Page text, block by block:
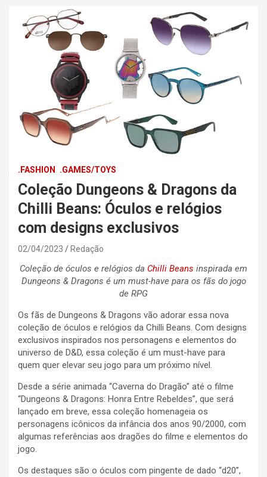
.FASHION .GAMES/TOYS
Coleção Dungeons & Dragons da
Chilli Beans: Óculos e relógios
com designs exclusivos
02/04/2023 Redação
Coleção de óculos e relógios da Chilli Beans inspirada em
Dungeons & Dragons é um must-have para os fãs do jogo
de RPG
Os fãs de Dungeons & Dragons vão adorar essa nova
coleção de óculos e relógios da Chilli Beans. Com designs
exclusivos inspirados nos personagens e elementos do
universo de D&D, essa coleção é um must-have para
quem quer elevar seu jogo para um próximo nível.
Desde a série animada “Caverna do Dragão” até o filme
“Dungeons & Dragons: Honra Entre Rebeldes”, que será
lançado em breve, essa coleção homenageia os
personagens icônicos da infância dos anos 90/2000, com
algumas referências aos dragões do filme e elementos do
jogo.
Os destaques são o óculos com pingente de dado “d20”,